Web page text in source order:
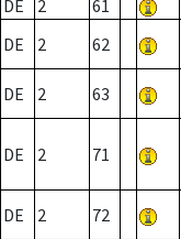
DE
2 61
DE
2 62
DE 2 63
DE 2 71
DE 2 72